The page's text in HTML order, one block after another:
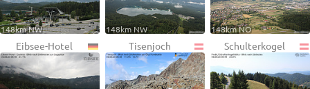
148km NW 148km NW 148km NO
Eibsee-Hotel Tisenjoch Schulterkogel